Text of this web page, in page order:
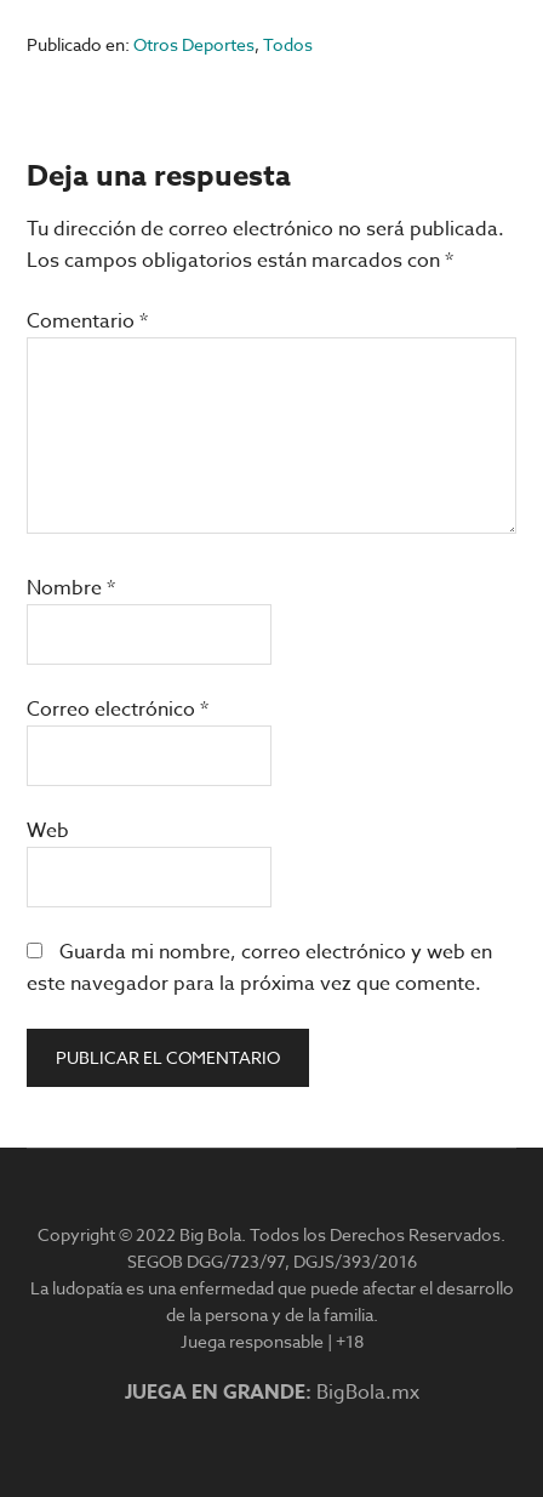
Publicado en:Otros Deportes,Todos
Interacciones
con
los
lectores
Deja una respuesta
Tu dirección de correo electrónico no será publicada.
Los campos obligatorios están marcados con*
Comentario*
Nombre*
Correo electrónico*
Web
Guarda mi nombre, correo electrónico y web en
este navegador para la próxima vez que comente.
principal
Copyright © 2022 Big Bola. Todos los Derechos Reservados.
SEGOB DGG/723/97, DGJS/393/2016
La ludopatía es una enfermedad que puede afectar el desarrollo
de la persona y de la familia.
Juega responsable | +18
JUEGA EN GRANDE: BigBola.mx